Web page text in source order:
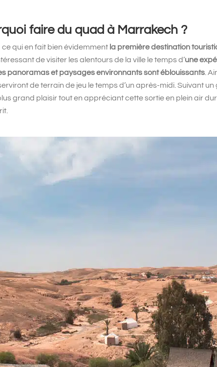
faire du quad à Marrakech ?
qui en fait bien évidemment la première destination
de visiter les alentours de la ville le temps d’une
panoramas et paysages environnants sont éblouissants.
de terrain de jeu le temps d’un après-midi. Suivant
grand plaisir tout en appréciant cette sortie en plein air